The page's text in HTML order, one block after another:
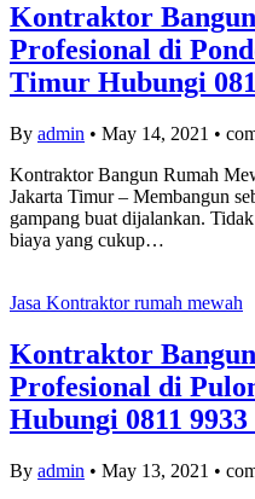
Kontraktor
Profesional di
Timur Hubungi
By admin • May 14, 2021 •
Kontraktor Bangun Rumah
Jakarta Timur – Membangun
gampang buat dijalankan.
biaya yang cukup…
Jasa Kontraktor rumah mewah
Kontraktor
Profesional di
Hubungi 0811 9933
By admin • May 13, 2021 •